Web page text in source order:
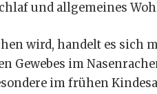
und allgemeines
wird, handelt es sich
Gewebes im
im frühen